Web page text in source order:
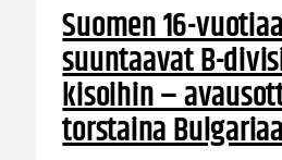
Suomen 16-
suuntaavat B-
kisoihin –
torstaina